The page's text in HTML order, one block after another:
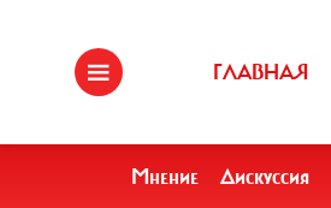
ГЛАВНАЯ
Мнение Дискуссия